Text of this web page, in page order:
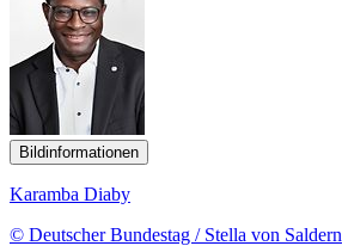
Bildinformationen
Karamba Diaby
© Deutscher Bundestag / Stella von Saldern